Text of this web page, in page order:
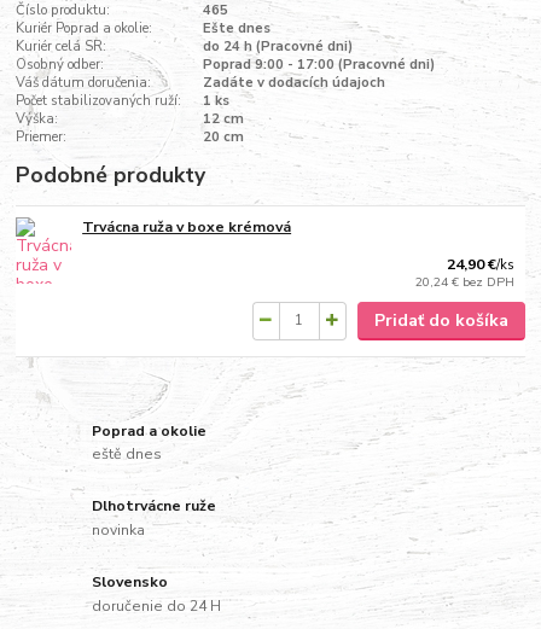
Číslo produktu:
465
Kuriér Poprad a okolie:
Ešte dnes
Kuriér celá SR:
do 24 h (Pracovné dni)
Osobný odber:
Poprad 9:00 - 17:00 (Pracovné dni)
Váš dátum doručenia:
Zadáte v dodacích údajoch
Počet stabilizovaných ruží:
1 ks
Výška:
12 cm
Priemer:
20 cm
Podobné produkty
Trvácna ruža v boxe krémová
24,90 €/ks
20,24 € bez DPH
Pridať do košíka
Poprad a okolie
eště dnes
Dlhotrvácne ruže
novinka
Slovensko
doručenie do 24 H